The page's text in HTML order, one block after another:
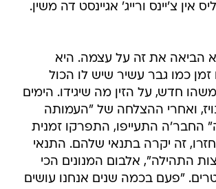
אין צ'יינס ורייג' אגיינסט דה משין.
הביאה את זה על עצמה. היא
כמו גבר עשיר שיש לו הכול
חדש, על הזין מה שיגידו. הימים
ואחרי ההצלחה של "העמותה
החבר'ה התעייפו, התפרקו זמנית
זה יקרה בתנאי שלהם. התנאי
התהילה", אלבום המנונים הכי
"פעם בכמה שנים אנחנו עושים